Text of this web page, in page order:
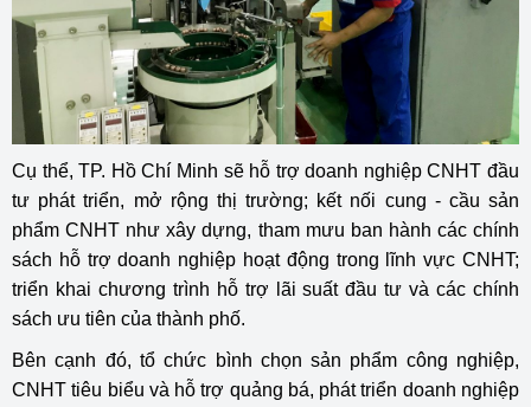
Cụ thể, TP. Hồ Chí Minh sẽ hỗ trợ doanh nghiệp CNHT đầu
tư phát triển, mở rộng thị trường; kết nối cung - cầu sản
phẩm CNHT như xây dựng, tham mưu ban hành các chính
sách hỗ trợ doanh nghiệp hoạt động trong lĩnh vực CNHT;
triển khai chương trình hỗ trợ lãi suất đầu tư và các chính
sách ưu tiên của thành phố.
Bên cạnh đó, tổ chức bình chọn sản phẩm công nghiệp,
CNHT tiêu biểu và hỗ trợ quảng bá, phát triển doanh nghiệp